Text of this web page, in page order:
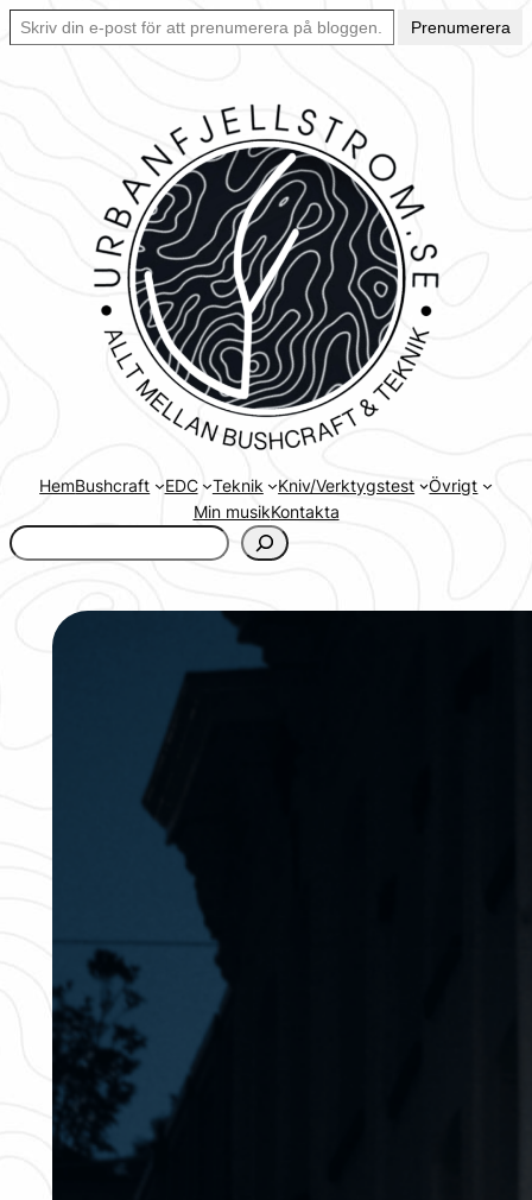
Hoppa
Skriv din e-post för att prenumerera på bloggen… Ett enkelt sätt att hålla sig uppdaterad automatiskt.
Prenumerera
HemBushcraft EDC Teknik Kniv/Verktygstest
Övrigt
Min musikKontakta
www.urbanfjellstrom.se/jamforelselistan/